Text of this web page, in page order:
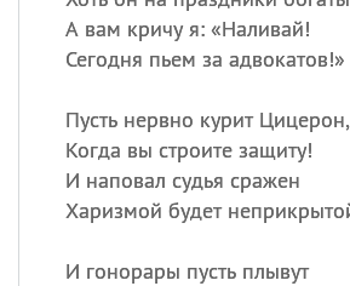
А вам кричу я: «Наливай!
Сегодня пьем за адвокатов!»
Пусть нервно курит Цицерон,
Когда вы строите защиту!
И наповал судья сражен
Харизмой будет
И гонорары пусть плывут
09.08
ИМЕНА
Сегодня